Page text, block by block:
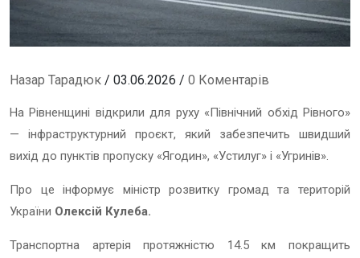
Назар Тарадюк / 03.06.2026 / 0 Коментарів
На Рівненщині відкрили для руху «Північний обхід Рівного»
— інфраструктурний проєкт, який забезпечить швидший
вихід до пунктів пропуску «Ягодин», «Устилуг» і «Угринів».
Про це інформує міністр розвитку громад та територій
України Олексій Кулеба.
Транспортна артерія протяжністю 14.5 км покращить